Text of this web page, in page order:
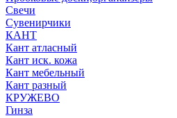
Свечи
Сувенирчики
КАНТ
Кант атласный
Кант иск. кожа
Кант мебельный
Кант разный
КРУЖЕВО
Гинза